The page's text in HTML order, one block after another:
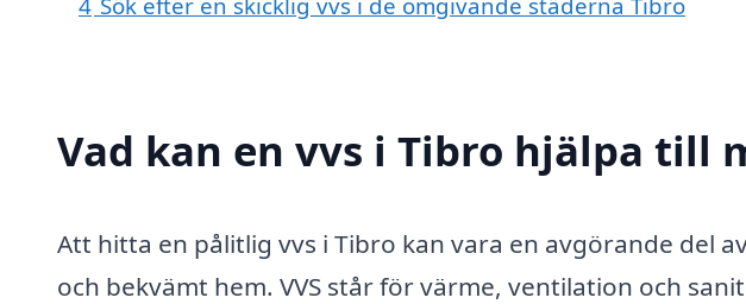
Vad kan en vvs i Tibro hjälpa till
Att hitta en pålitlig vvs i Tibro kan vara en avgörande del
och bekvämt hem. VVS står för värme, ventilation och